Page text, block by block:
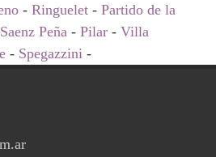
- Ringuelet - Partido de la
Saenz Peña - Pilar - Villa
- Spegazzini -